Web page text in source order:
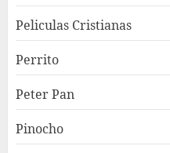
Peliculas Cristianas
Perrito
Peter Pan
Pinocho